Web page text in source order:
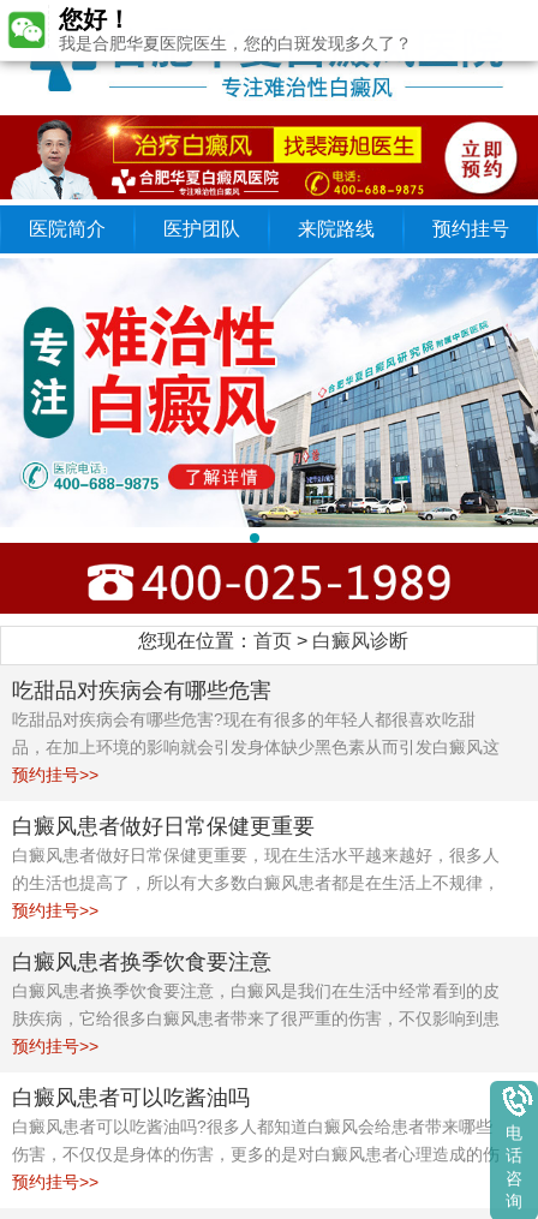
医院简介 医护团队 来院路线 预约挂号
您现在位置： 首页> 白癜风诊断
吃甜品对疾病会有哪些危害
吃甜品对疾病会有哪些危害?现在有很多的年轻人都很喜欢吃甜
品，在加上环境的影响就会引发身体缺少黑色素从而引发白癜风这
样的疾病。在生活中白癜风患者要注意自己在饮食方面，要营养搭
预约挂号>>
白癜风患者做好日常保健更重要
白癜风患者做好日常保健更重要，现在生活水平越来越好，很多人
的生活也提高了，所以有大多数白癜风患者都是在生活上不规律，
造成皮肤损伤，才会导致白癜风这样的疾病上身从而影响到患者的
预约挂号>>
白癜风患者换季饮食要注意
白癜风患者换季饮食要注意，白癜风是我们在生活中经常看到的皮
肤疾病，它给很多白癜风患者带来了很严重的伤害，不仅影响到患
者们的正常生活还会影响患者的心理，导致患者们产生自卑，抑郁
施，才能降低白癜风的发病。
预约挂号>>
白癜风患者可以吃酱油吗
白癜风患者可以吃酱油吗?很多人都知道白癜风会给患者带来哪些
伤害，不仅仅是身体的伤害，更多的是对白癜风患者心理造成的伤
害，白癜风患者在生活中要注意好这些方面，同时也要积极的配合
预约挂号>>
您好！
我是合肥华夏医院医生，您的白斑发现多久了？
电
话
咨
询